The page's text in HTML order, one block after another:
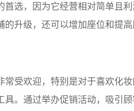
首选，因为它经营相对简单且
的升级，还可以增加座位和提
常受欢迎，特别是对于喜欢化
具。通过举办促销活动，吸引